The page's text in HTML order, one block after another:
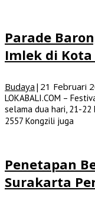
Parade
Imlek di
Budaya | 21 Februari
LOKABALI.COM –
selama dua hari, 21-22
2557 Kongzili juga
Penetapan
Surakarta